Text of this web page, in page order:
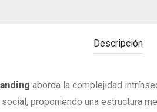
Descripción
aborda la complejidad
proponiendo una estructura